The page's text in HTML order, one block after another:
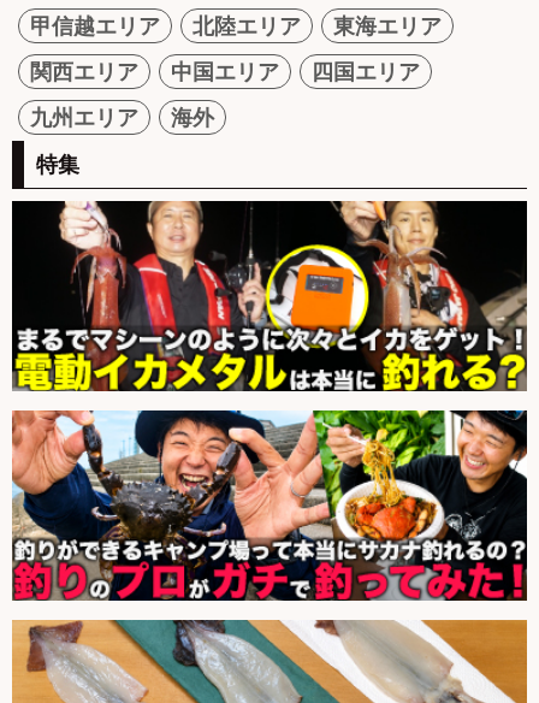
甲信越エリア
北陸エリア
東海エリア
関西エリア
中国エリア
四国エリア
九州エリア
海外
特集